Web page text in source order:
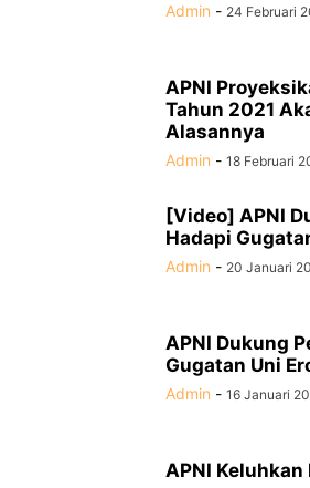
Admin - 24 Februari
APNI
Tahun 2021
Alasannya
Admin - 18 Februari
[Video] APNI
Hadapi
Admin - 20 Januari
APNI Dukung
Gugatan Uni
Admin - 16 Januari
APNI